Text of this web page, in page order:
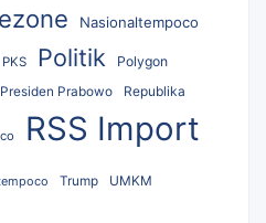
Nasionaltempoco
PKS Politik Polygon
Presiden Prabowo Republika
RSS Import
Trump UMKM